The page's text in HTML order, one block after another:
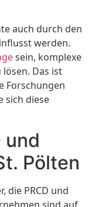
auch durch den
werden.
sein, komplexe
Das ist
Forschungen
sich diese
und
Pölten
die PRCD und